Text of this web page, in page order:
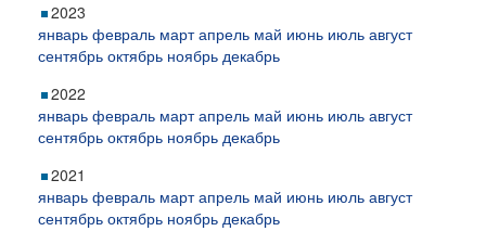
2023
январь февраль март апрель май июнь июль август
сентябрь октябрь ноябрь декабрь
2022
январь февраль март апрель май июнь июль август
сентябрь октябрь ноябрь декабрь
2021
январь февраль март апрель май июнь июль август
сентябрь октябрь ноябрь декабрь